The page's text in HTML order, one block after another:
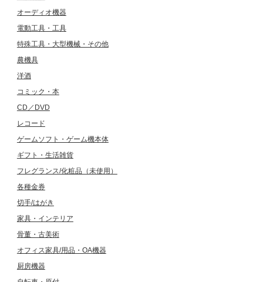
オーディオ機器
電動工具・工具
特殊工具・大型機械・その他
農機具
洋酒
コミック・本
CD／DVD
レコード
ゲームソフト・ゲーム機本体
ギフト・生活雑貨
フレグランス/化粧品（未使用）
各種金券
切手/はがき
家具・インテリア
骨董・古美術
オフィス家具/用品・OA機器
厨房機器